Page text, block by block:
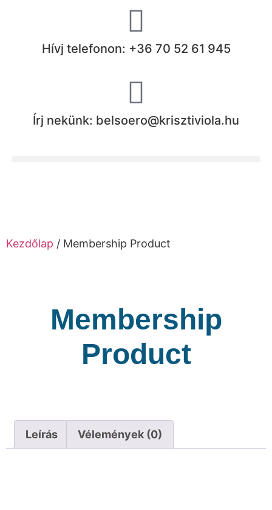
Hívj telefonon: +36 70 52 61 945
Írj nekünk: belsoero@krisztiviola.hu
Kezdőlap / Membership Product
Membership
Product
Leírás Vélemények (0)